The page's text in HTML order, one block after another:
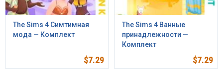
The Sims 4 Симтимная
мода — Комплект
$7.29
The Sims 4 Ванные
принадлежности —
Комплект
$7.29